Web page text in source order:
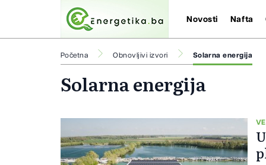
Novosti Nafta
Početna Obnovljivi izvori Solarna energija
Solarna energija